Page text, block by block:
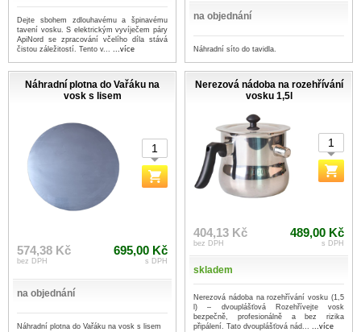
Dejte sbohem zdlouhavému a špinavému
tavení vosku. S elektrickým vyvíječem páry
ApiNord se zpracování včelího díla stává
čistou záležitostí. Tento v... ...více
na objednání
Náhradní síto do tavidla.
Náhradní plotna do Vařáku na
vosk s lisem
574,38 Kč
bez DPH
695,00 Kč
s DPH
na objednání
Náhradní plotna do Vařáku na vosk s lisem
Nerezová nádoba na rozehřívání
vosku 1,5l
404,13 Kč
bez DPH
489,00 Kč
s DPH
skladem
Nerezová nádoba na rozehřívání vosku (1,5
l) – dvouplášťová Rozehřívejte vosk
bezpečně, profesionálně a bez rizika
připálení. Tato dvouplášťová nád... ...více